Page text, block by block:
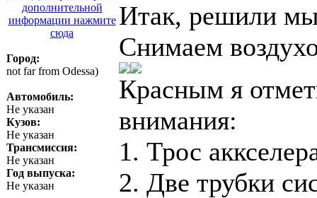
Город:
not far from Odessa)
Автомобиль:
Не указан
Кузов:
Не указан
Трансмиссия:
Не указан
Год выпуска:
Не указан
Итак, решили мы
Снимаем
Красным я
внимания:
1. Трос
2. Две трубки